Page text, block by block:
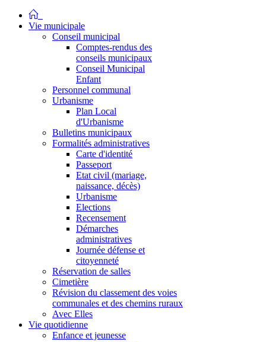
Vie municipale
Conseil municipal
Comptes-rendus des
conseils municipaux
Conseil Municipal
Enfant
Personnel communal
Urbanisme
Plan Local
d'Urbanisme
Bulletins municipaux
Formalités administratives
Carte d'identité
Passeport
Etat civil (mariage,
naissance, décès)
Urbanisme
Elections
Recensement
Démarches
administratives
Journée défense et
citoyenneté
Réservation de salles
Cimetière
Révision du classement des voies
communales et des chemins ruraux
Avec Elles
Vie quotidienne
Enfance et jeunesse